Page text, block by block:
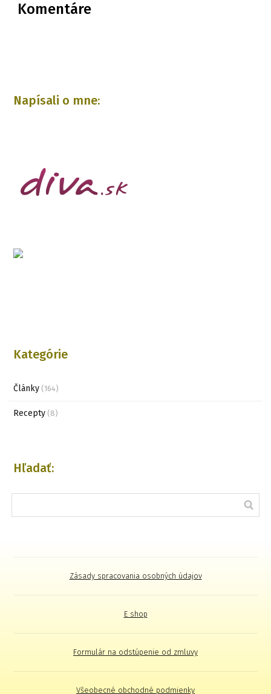
Komentáre
Napísali o mne:
Kategórie
Články (164)
Recepty (8)
Hľadať:
Zásady spracovania osobných údajov
E shop
Formulár na odstúpenie od zmluvy
Všeobecné obchodné podmienky